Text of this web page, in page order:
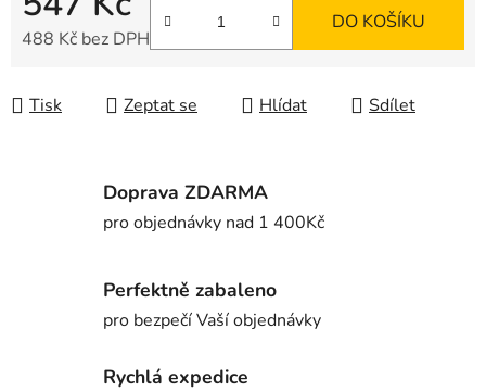
488 Kč bez DPH
DO KOŠÍKU
Tisk Zeptat se Hlídat Sdílet
Doprava ZDARMA
pro objednávky nad 1 400Kč
Perfektně zabaleno
pro bezpečí Vaší objednávky
Rychlá expedice